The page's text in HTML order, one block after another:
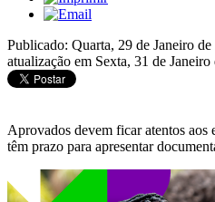
Publicado: Quarta, 29 de Janeiro
atualização em Sexta, 31 de
Aprovados devem ficar atentos aos
têm prazo para apresentar